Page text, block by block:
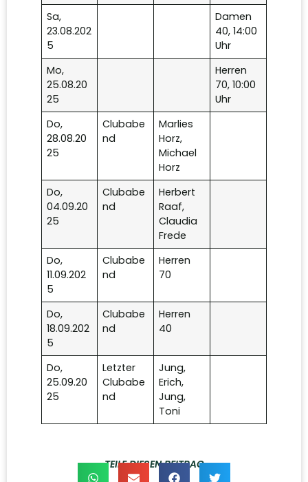
Sa,
23.08.202
5
Damen
40, 14:00
Uhr
Mo,
25.08.20
25
Herren
70, 10:00
Uhr
Do,
28.08.20
25
Clubabe
nd
Marlies
Horz,
Michael
Horz
Do,
04.09.20
25
Clubabe
nd
Herbert
Raaf,
Claudia
Frede
Do,
11.09.202
5
Clubabe
nd
Herren
70
Do,
18.09.202
5
Clubabe
nd
Herren
40
Do,
25.09.20
25
Letzter
Clubabe
nd
Jung,
Erich,
Jung,
Toni
TEILE DIESEN BEITRAG